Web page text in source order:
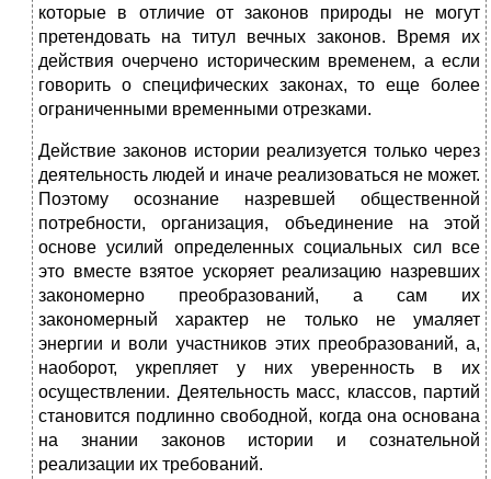
которые в отличие от законов природы не могут
претендовать на титул вечных законов. Время их
действия очерчено историческим временем, а если
говорить о специфических законах, то еще более
ограниченными временными отрезками.
Действие законов истории реализуется только через
деятельность людей и иначе реализоваться не может.
Поэтому осознание назревшей общественной
потребности, организация, объединение на этой
основе усилий определенных социальных сил все
это вместе взятое ускоряет реализацию назревших
закономерно преобразований, а сам их
закономерный характер не только не умаляет
энергии и воли участников этих преобразований, а,
наоборот, укрепляет у них уверенность в их
осуществлении. Деятельность масс, классов, партий
становится подлинно свободной, когда она основана
на знании законов истории и сознательной
реализации их требований.